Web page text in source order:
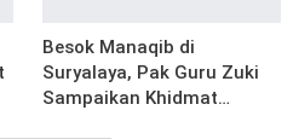
Besok Manaqib di
Suryalaya, Pak Guru Zuki
Sampaikan Khidmat…